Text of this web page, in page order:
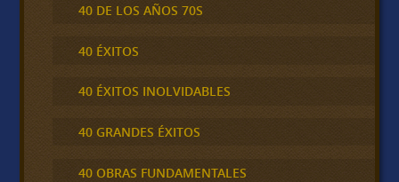
40 DE LOS AÑOS 70S
40 ÉXITOS
40 ÉXITOS INOLVIDABLES
40 GRANDES ÉXITOS
40 OBRAS FUNDAMENTALES